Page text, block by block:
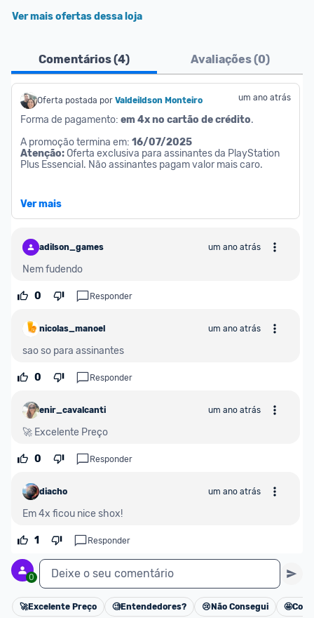
Ver mais ofertas dessa loja
Comentários (4) Avaliações (0)
Oferta postada por Valdeildson Monteiro um ano atrás
Forma de pagamento: em 4x no cartão de crédito.
A promoção termina em: 16/07/2025
Atenção: Oferta exclusiva para assinantes da PlayStation
Plus Essencial. Não assinantes pagam valor mais caro.
Saiba o que é e
us, que agora conta com três níveis de assinatura.
Ver mais
adilson_games um ano atrás
Nem fudendo
0 Responder
nicolas_manoel um ano atrás
sao so para assinantes
0 Responder
enir_cavalcanti um ano atrás
🚀 Excelente Preço
0 Responder
diacho um ano atrás
Em 4x ficou nice shox!
1 Responder
0 Deixe o seu comentário
Cancelar
🚀Excelente Preço 🧐Entendedores? 😢 Não Consegui 🤩